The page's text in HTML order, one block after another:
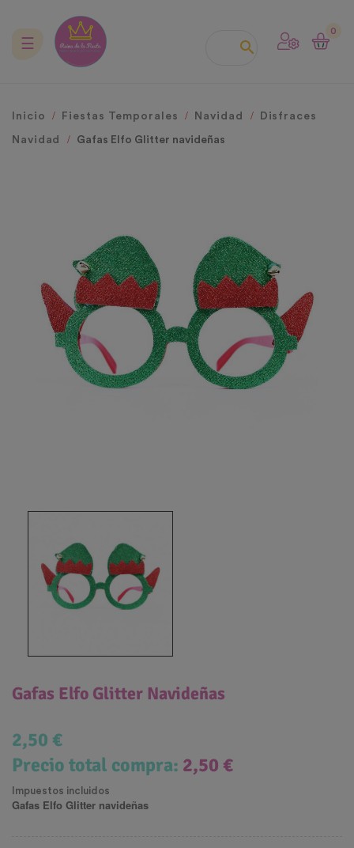

0
Navegación
☰
Inicio Fiestas Temporales Navidad Disfraces
Navidad Gafas Elfo Glitter navideñas
Gafas Elfo Glitter Navideñas
2,50 €
Precio total compra: 2,50 €
Impuestos incluidos
Gafas Elfo Glitter navideñas